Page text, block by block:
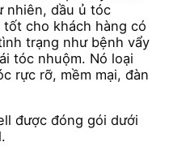
nhiên, dầu ủ tóc
cho khách hàng có
trạng như bệnh vẩy
tóc nhuộm. Nó loại
rực rỡ, mềm mại, đàn
được đóng gói dưới